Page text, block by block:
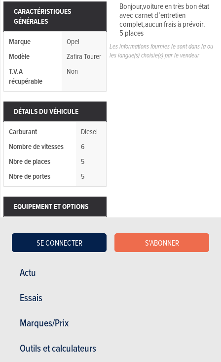
Actu
Essais
Marques/Prix
Outils et calculateurs
SE CONNECTER S'ABONNER
CARACTÉRISTIQUES
GÉNÉRALES
Marque
Opel
Modèle
Zafira Tourer
T.V.A
récupérable
Non
DÉTAILS DU VÉHICULE
Carburant
Diesel
Nombre de vitesses
6
Nbre de places
5
Nbre de portes
5
EQUIPEMENT ET OPTIONS
Aide au stationnement Avant
Radar de recul
automatique
Airbag tête
Bonjour,voiture en très bon état
avec carnet d’entretien
complet,aucun frais à prévoir.
5 places
Les informations fournies le sont dans la ou
les langue(s) choisie(s) par le vendeur